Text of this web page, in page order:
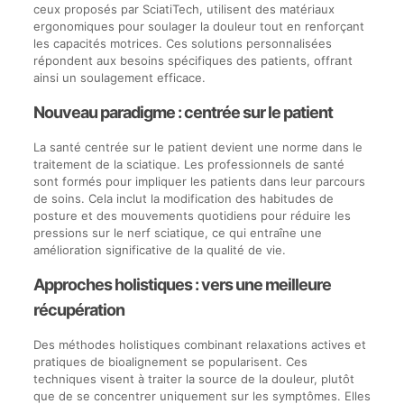
ceux proposés par SciatiTech, utilisent des matériaux
ergonomiques pour soulager la douleur tout en renforçant
les capacités motrices. Ces solutions personnalisées
répondent aux besoins spécifiques des patients, offrant
ainsi un soulagement efficace.
Nouveau paradigme : centrée sur le patient
La santé centrée sur le patient devient une norme dans le
traitement de la sciatique. Les professionnels de santé
sont formés pour impliquer les patients dans leur parcours
de soins. Cela inclut la modification des habitudes de
posture et des mouvements quotidiens pour réduire les
pressions sur le nerf sciatique, ce qui entraîne une
amélioration significative de la qualité de vie.
Approches holistiques : vers une meilleure
récupération
Des méthodes holistiques combinant relaxations actives et
pratiques de bioalignement se popularisent. Ces
techniques visent à traiter la source de la douleur, plutôt
que de se concentrer uniquement sur les symptômes. Elles